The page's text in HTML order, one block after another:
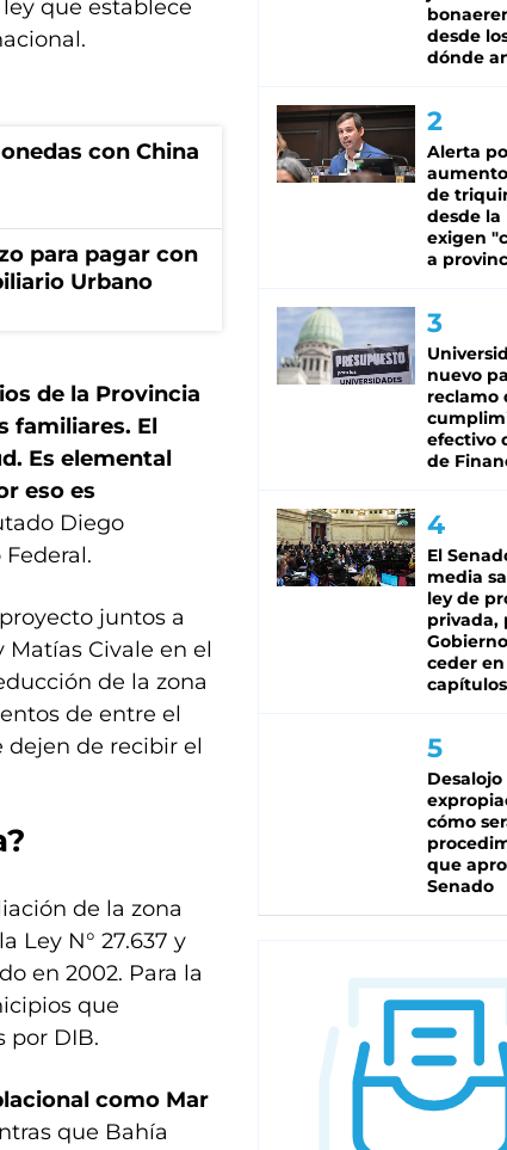
que establece
con China
para pagar con
Urbano
de la Provincia
familiares. El
Es elemental
eso es
Diego
juntos a
Matías Civale en el
de la zona
de entre el
dejen de recibir el
de la zona
Ley N° 27.637 y
en 2002. Para la
que
por DIB.
como Mar
que Bahía
desde
dónde
Alerta
de
desde la
exigen
a
nuevo
reclamo
efectivo
de
El
media
ley de
privada,
ceder
capítulos
cómo
que
Senado